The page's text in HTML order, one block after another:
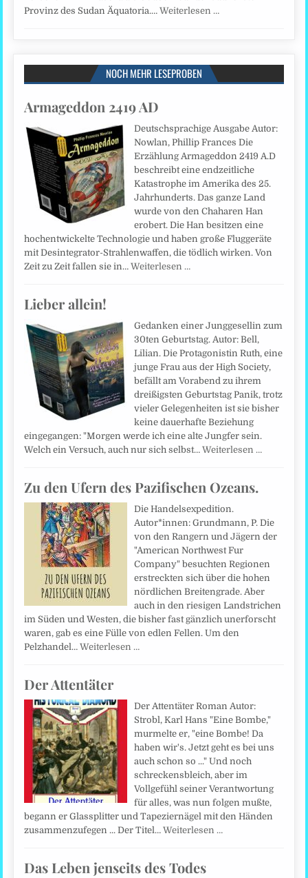
Provinz des Sudan Äquatoria.…Weiterlesen …
NOCH MEHR LESEPROBEN
Armageddon 2419 AD
Deutschsprachige Ausgabe Autor:
Nowlan, Phillip Frances Die
Erzählung Armageddon 2419 A.D
beschreibt eine endzeitliche
Katastrophe im Amerika des 25.
Jahrhunderts. Das ganze Land
wurde von den Chaharen Han
erobert. Die Han besitzen eine
hochentwickelte Technologie und haben große Fluggeräte
mit Desintegrator-Strahlenwaffen, die tödlich wirken. Von
Zeit zu Zeit fallen sie in…Weiterlesen …
Lieber allein!
Gedanken einer Junggesellin zum
30ten Geburtstag. Autor: Bell,
Lilian. Die Protagonistin Ruth, eine
junge Frau aus der High Society,
befällt am Vorabend zu ihrem
dreißigsten Geburtstag Panik, trotz
vieler Gelegenheiten ist sie bisher
keine dauerhafte Beziehung
eingegangen: "Morgen werde ich eine alte Jungfer sein.
Welch ein Versuch, auch nur sich selbst…Weiterlesen …
Zu den Ufern des Pazifischen Ozeans.
Die Handelsexpedition.
Autor*innen: Grundmann, P. Die
von den Rangern und Jägern der
"American Northwest Fur
Company" besuchten Regionen
erstreckten sich über die hohen
nördlichen Breitengrade. Aber
auch in den riesigen Landstrichen
im Süden und Westen, die bisher fast gänzlich unerforscht
waren, gab es eine Fülle von edlen Fellen. Um den
Pelzhandel…Weiterlesen …
Der Attentäter
Der Attentäter Roman Autor:
Strobl, Karl Hans "Eine Bombe,"
murmelte er, "eine Bombe! Da
haben wir's. Jetzt geht es bei uns
auch schon so ..." Und noch
schreckensbleich, aber im
Vollgefühl seiner Verantwortung
für alles, was nun folgen mußte,
begann er Glassplitter und Tapeziernägel mit den Händen
zusammenzufegen ... Der Titel…Weiterlesen …
Das Leben jenseits des Todes